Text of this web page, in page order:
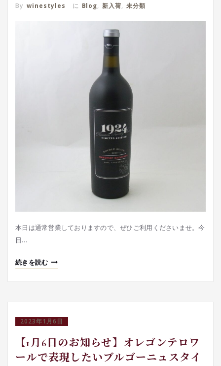
By winestyles に Blog, 新入荷, 未分類
本日は通常営業しておりますので、ぜひご利用くださいませ。今
日…
続きを読む
2023年1月6日
【1月6日のお知らせ】オレゴンテロワ
ールで表現したいブルゴーニュスタイ